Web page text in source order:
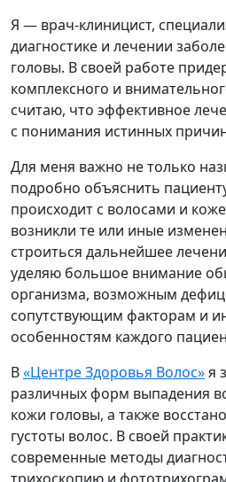
Я — врач-клиницист,
диагностике и лечении
головы. В своей работе
комплексного и
считаю, что эффективное
с понимания истинных
Для меня важно не только
подробно объяснить
происходит с волосами и
возникли те или иные
строиться дальнейшее
уделяю большое внимание
организма, возможным
сопутствующим факторам и
особенностям каждого
В«Центре Здоровья Волос»я
различных форм выпадения
кожи головы, а также
густоты волос. В своей
современные методы